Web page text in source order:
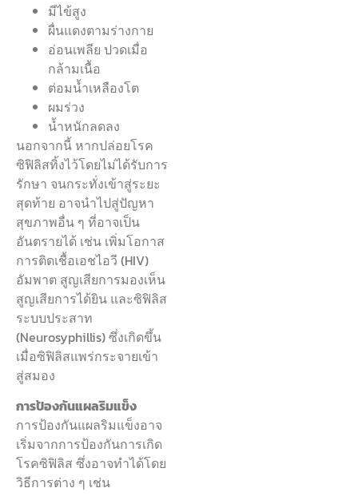
มีไข้สูง
ผื่นแดงตามร่างกาย
อ่อนเพลีย ปวดเมื่อ
กล้ามเนื้อ
ต่อมน้ำเหลืองโต
ผมร่วง
น้ำหนักลดลง
นอกจากนี้ หากปล่อยโรค
ซิฟิลิสทิ้งไว้โดยไม่ได้รับการ
รักษา จนกระทั่งเข้าสู่ระยะ
สุดท้าย อาจนำไปสู่ปัญหา
สุขภาพอื่น ๆ ที่อาจเป็น
อันตรายได้ เช่น เพิ่มโอกาส
การติดเชื้อเอชไอวี (HIV)
อัมพาต สูญเสียการมองเห็น
สูญเสียการได้ยิน และซิฟิลิส
ระบบประสาท
(Neurosyphillis) ซึ่งเกิดขึ้น
เมื่อซิฟิลิสแพร่กระจายเข้า
สู่สมอง
การป้องกันแผลริมแข็ง
การป้องกันแผลริมแข็งอาจ
เริ่มจากการป้องกันการเกิด
โรคซิฟิลิส ซึ่งอาจทำได้โดย
วิธีการต่าง ๆ เช่น